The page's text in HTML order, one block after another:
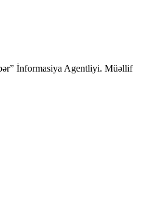
İnformasiya Agentliyi. Müəllif